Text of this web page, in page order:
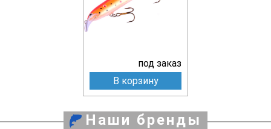
под заказ
В корзину
Наши бренды